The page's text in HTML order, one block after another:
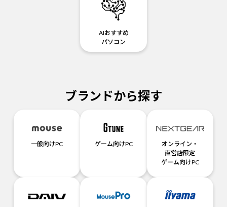
AIおすすめ
パソコン
ブランドから探す
一般向けPC ゲーム向けPC
オンライン・
直営店限定
ゲーム向けPC